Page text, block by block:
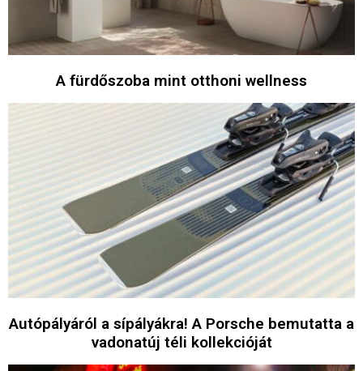
A fürdőszoba mint otthoni wellness
Autópályáról a sípályákra! A Porsche bemutatta a
vadonatúj téli kollekcióját